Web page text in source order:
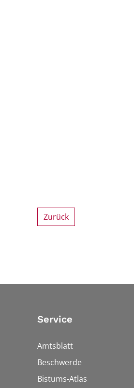
Zurück
Service
Amtsblatt
Beschwerde
Bistums-Atlas